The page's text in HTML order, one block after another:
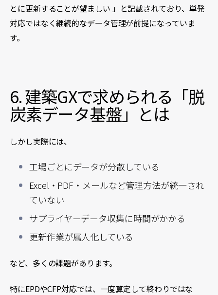
とに更新することが望ましい 」 と記載されており、単発
対応ではなく継続的なデータ管理が前提になっていま
す。
6. 建築GXで求められる「脱
炭素データ基盤」とは
しかし実際には、
工場ごとにデータが分散している
Excel・PDF・メールなど管理方法が統一され
ていない
サプライヤーデータ収集に時間がかかる
更新作業が属人化している
など、多くの課題があります。
特にEPDやCFP対応では、一度算定して終わりではな